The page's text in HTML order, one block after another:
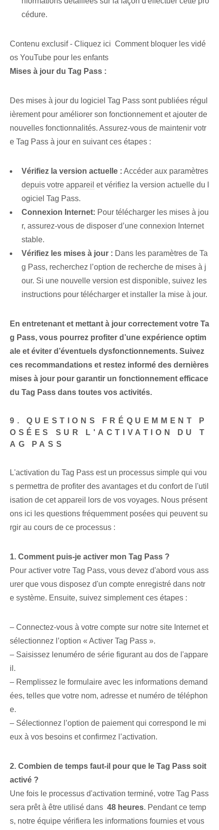
cédure.
Contenu exclusif - Cliquez ici Comment bloquer les vidé
os YouTube pour les enfants
Mises à jour du Tag Pass⁤ :
Des mises à jour du logiciel Tag Pass sont publiées régul
ièrement pour améliorer son fonctionnement et ajouter de
nouvelles fonctionnalités. Assurez-vous de maintenir votr
e Tag Pass à jour en suivant ces étapes :
Vérifiez la version actuelle : Accéder⁢ aux paramètres
depuis votre appareil ⁢et vérifiez la version actuelle du l
ogiciel Tag Pass.
Connexion Internet: Pour télécharger les mises à jou
r, assurez-vous de disposer d’une connexion Internet
stable.
Vérifiez les mises à jour : Dans les paramètres de Ta
g Pass, recherchez l’option de recherche de mises à j
our. Si une nouvelle version est disponible, suivez les
instructions pour télécharger et installer la mise à jour.
En entretenant et mettant à jour correctement votre Ta
g Pass, vous pourrez profiter d’une expérience optim
ale et éviter d’éventuels dysfonctionnements. Suivez
ces recommandations et restez informé des dernières
mises à jour pour garantir un fonctionnement efficace
du Tag Pass dans toutes vos activités.
9. QUESTIONS FRÉQUEMMENT P
OSÉES SUR L'ACTIVATION DU T
AG PASS
L'activation du Tag Pass est un processus simple qui vou
s permettra de profiter des avantages et du confort de l'util
isation de cet appareil lors de vos voyages. Nous présent
ons ici les questions fréquemment posées qui peuvent su
rgir au cours de ce processus :
1. Comment puis-je activer⁢ mon Tag Pass ?
Pour activer votre Tag Pass,⁢ vous devez d'abord vous ass
urer‌ que vous disposez d'un compte enregistré⁤ dans notr
e système. Ensuite, suivez simplement ces étapes :
– Connectez-vous à votre compte sur notre site Internet et
sélectionnez l’option « Activer Tag Pass ».
– Saisissez le⁢numéro de série figurant au dos de l'appare
il.
– Remplissez le formulaire avec les informations demand
ées, telles que votre nom, adresse et numéro de téléphon
e.
– Sélectionnez l’option de paiement qui correspond le mi
eux à vos besoins et confirmez l’activation.
2. Combien de temps faut-il pour que le Tag Pass soit
activé ?
Une fois le processus d'activation terminé, votre Tag Pass
sera prêt à être utilisé dans ‍ 48 heures. Pendant ce temp
s, notre équipe vérifiera les informations fournies et vous